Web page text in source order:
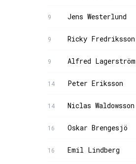
9 Jens Westerlund
9 Ricky Fredriksson
9 Alfred Lagerström
14 Peter Eriksson
14 Niclas Waldowsson
16 Oskar Brengesjö
16 Emil Lindberg